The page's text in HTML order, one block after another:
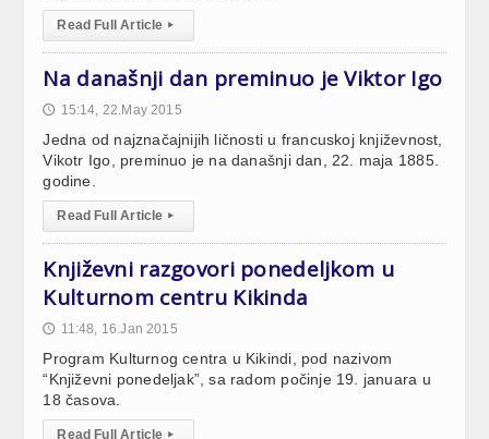
Read Full Article ▸
Na današnji dan preminuo je Viktor Igo
🕔 15:14, 22.May 2015
Jedna od najznačajnijih ličnosti u francuskoj književnost,
Vikotr Igo, preminuo je na današnji dan, 22. maja 1885.
godine.
Read Full Article ▸
Književni razgovori ponedeljkom u
Kulturnom centru Kikinda
🕔 11:48, 16.Jan 2015
Program Kulturnog centra u Kikindi, pod nazivom
“Književni ponedeljak”, sa radom počinje 19. januara u
18 časova.
Read Full Article ▸